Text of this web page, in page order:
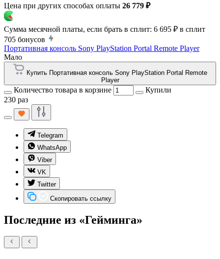
Цена при других способах оплаты 26 779 ₽
Сумма месячной платы, если брать в сплит: 6 695 ₽ в сплит
705 бонусов
Портативная консоль Sony PlayStation Portal Remote Player
Мало
Купить Портативная консоль Sony PlayStation Portal Remote
Player
Количество товара в корзине
Купили
230 раз
Telegram
WhatsApp
Viber
VK
Twitter
Скопировать ссылку
Последние из «Гейминга»